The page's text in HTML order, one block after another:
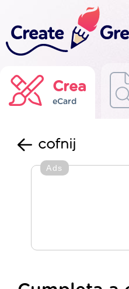
Crea
eCard
cofnij
Ads